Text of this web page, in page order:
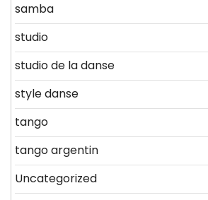
samba
studio
studio de la danse
style danse
tango
tango argentin
Uncategorized